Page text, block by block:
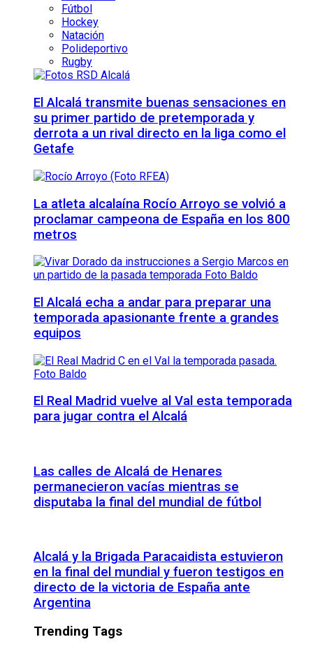
Fútbol
Hockey
Natación
Polideportivo
Rugby
El Alcalá transmite buenas sensaciones en
su primer partido de pretemporada y
derrota a un rival directo en la liga como el
Getafe
La atleta alcalaína Rocío Arroyo se volvió a
proclamar campeona de España en los 800
metros
El Alcalá echa a andar para preparar una
temporada apasionante frente a grandes
equipos
El Real Madrid vuelve al Val esta temporada
para jugar contra el Alcalá
Las calles de Alcalá de Henares
permanecieron vacías mientras se
disputaba la final del mundial de fútbol
Alcalá y la Brigada Paracaidista estuvieron
en la final del mundial y fueron testigos en
directo de la victoria de España ante
Argentina
Trending Tags